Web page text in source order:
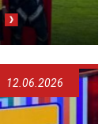
12.06.2026